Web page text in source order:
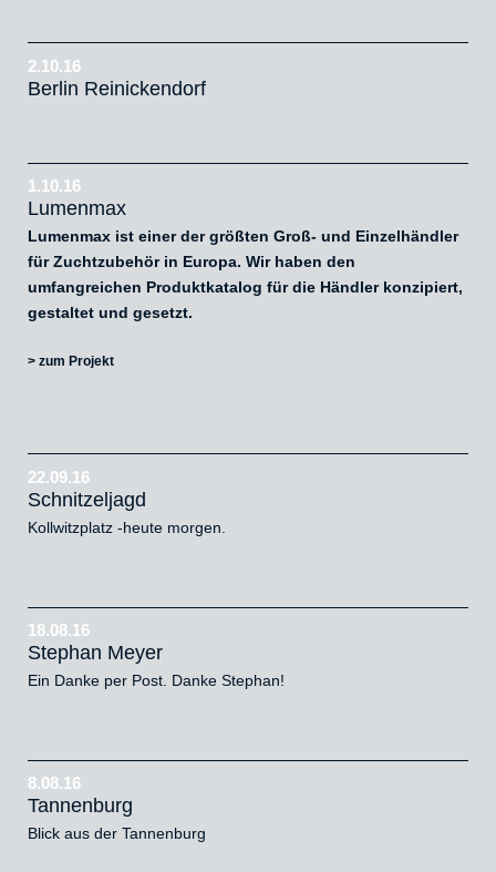
2.10.16
Berlin Reinickendorf
1.10.16
Lumenmax
Lumenmax ist einer der größten Groß- und Einzelhändler
für Zuchtzubehör in Europa. Wir haben den
umfangreichen Produktkatalog für die Händler konzipiert,
gestaltet und gesetzt.
> zum Projekt
22.09.16
Schnitzeljagd
Kollwitzplatz -heute morgen.
18.08.16
Stephan Meyer
Ein Danke per Post. Danke Stephan!
8.08.16
Tannenburg
Blick aus der Tannenburg